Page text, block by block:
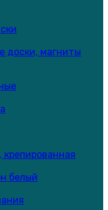
доски, магниты
крепированная
белый